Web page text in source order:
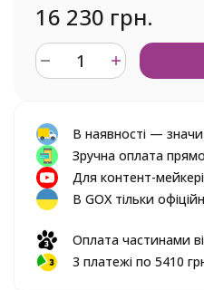
16 230 грн.
В наявності —
Зручна оплата
Для контент-
В GOX тільки
Оплата частинами
3 платежі по 5410